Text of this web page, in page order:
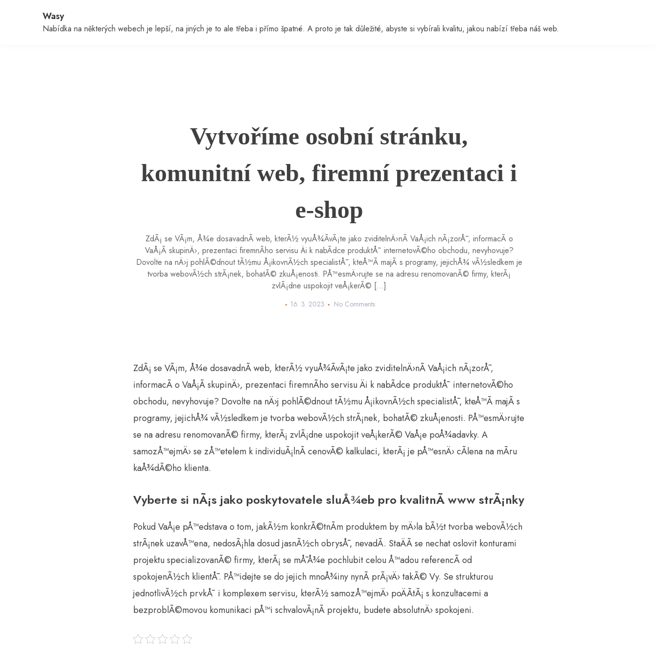
Wasy
Nabídka na některých webech je lepší, na jiných je to ale třeba i přímo špatné. A proto je tak důležité, abyste si vybírali kvalitu, jakou nabízí třeba náš web.
Vytvoříme osobní stránku,
komunitní web, firemní prezentaci i
e-shop
ZdÃ¡ se VÃ¡m, Å¾e dosavadnÃ­ web, kterÃ½ vyuÅ¾Ã­vÃ¡te jako zviditelnÄ›nÃ­ VaÅ¡ich nÃ¡zorÅ¯, informacÃ­ o
VaÅ¡Ã­ skupinÄ›, prezentaci firemnÃ­ho servisu Äi k nabÃ­dce produktÅ¯ internetovÃ©ho obchodu, nevyhovuje?
Dovolte na nÄ›j pohlÃ©dnout tÃ½mu Å¡ikovnÃ½ch specialistÅ¯, kteÅ™Ã­ majÃ­ s programy, jejichÅ¾ vÃ½sledkem je
tvorba webovÃ½ch strÃ¡nek, bohatÃ© zkuÅ¡enosti. PÅ™esmÄ›rujte se na adresu renomovanÃ© firmy, kterÃ¡
zvlÃ¡dne uspokojit veÅ¡kerÃ© […]
16. 3. 2023 No Comments
ZdÃ¡ se VÃ¡m, Å¾e dosavadnÃ­ web, kterÃ½ vyuÅ¾Ã­vÃ¡te jako zviditelnÄ›nÃ­ VaÅ¡ich nÃ¡zorÅ¯,
informacÃ­ o VaÅ¡Ã­ skupinÄ›, prezentaci firemnÃ­ho servisu Äi k nabÃ­dce produktÅ¯ internetovÃ©ho
obchodu, nevyhovuje? Dovolte na nÄ›j pohlÃ©dnout tÃ½mu Å¡ikovnÃ½ch specialistÅ¯, kteÅ™Ã­ majÃ­ s
programy, jejichÅ¾ vÃ½sledkem je tvorba webovÃ½ch strÃ¡nek, bohatÃ© zkuÅ¡enosti. PÅ™esmÄ›rujte
se na adresu renomovanÃ© firmy, kterÃ¡ zvlÃ¡dne uspokojit veÅ¡kerÃ© VaÅ¡e poÅ¾adavky. A
samozÅ™ejmÄ› se zÅ™etelem k individuÃ¡lnÃ­ cenovÃ© kalkulaci, kterÃ¡ je pÅ™esnÄ› cÃ­lena na mÃ­ru
kaÅ¾dÃ©ho klienta.
Vyberte si nÃ¡s jako poskytovatele sluÅ¾eb pro kvalitnÃ­ www strÃ¡nky
Pokud VaÅ¡e pÅ™edstava o tom, jakÃ½m konkrÃ©tnÃ­m produktem by mÄ›la bÃ½t tvorba webovÃ½ch
strÃ¡nek uzavÅ™ena, nedosÃ¡hla dosud jasnÃ½ch obrysÅ¯, nevadÃ­. StaÄÃ­ se nechat oslovit konturami
projektu specializovanÃ© firmy, kterÃ¡ se mÅ¯Å¾e pochlubit celou Å™adou referencÃ­ od
spokojenÃ½ch klientÅ¯. PÅ™idejte se do jejich mnoÅ¾iny nynÃ­ prÃ¡vÄ› takÃ© Vy. Se strukturou
jednotlivÃ½ch prvkÅ¯ i komplexem servisu, kterÃ½ samozÅ™ejmÄ› poÄÃ­tÃ¡ s konzultacemi a
bezproblÃ©movou komunikaci pÅ™i schvalovÃ¡nÃ­ projektu, budete absolutnÄ› spokojeni.